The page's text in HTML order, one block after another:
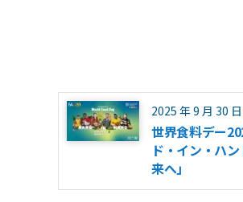
2025 年 9 月 30 日
世界食料デー
ド・イン・ハ
来へ」